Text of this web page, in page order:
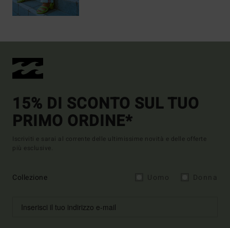
15% DI SCONTO SUL TUO
PRIMO ORDINE*
Iscriviti e sarai al corrente delle ultimissime novità e delle offerte
più esclusive.
Collezione